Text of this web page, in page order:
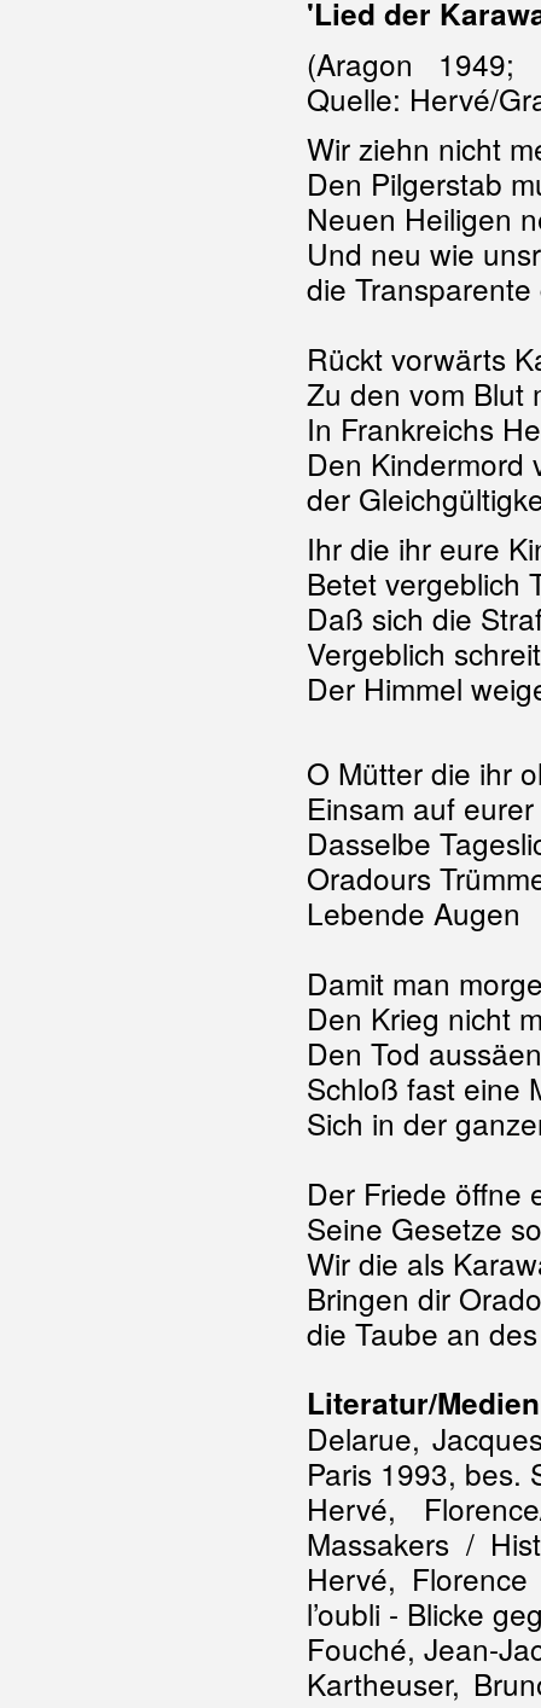
'Lied der
(Aragon 1949;
Quelle: Hervé/
Wir ziehn nicht
Den Pilgerstab
Neuen Heiligen
Und neu wie
die
Rückt vorwärts
Zu den vom Blut
In Frankreichs
Den Kindermord
der
Ihr die ihr eure
Betet vergeblich
Daß sich die
Vergeblich
Der Himmel
O Mütter die ihr
Einsam auf
Dasselbe
Oradours
Lebende Augen
Damit man
Den Krieg nicht
Den Tod
Schloß fast eine
Sich in der
Der Friede öffne
Seine Gesetze
Wir die als
Bringen dir
die Taube an
Literatur/Medien
Delarue,
Paris 1993, bes.
Hervé,
Massakers /
Hervé,
l’oubli - Blicke
Fouché, Jean-
Kartheuser,